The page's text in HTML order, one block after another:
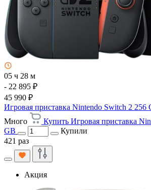
05 ч 28 м
- 22 895 ₽
45 990 ₽
Игровая приставка Nintendo Switch 2 256
Много
Купить Игровая приставка
GB
Купили
421 раз
Акция